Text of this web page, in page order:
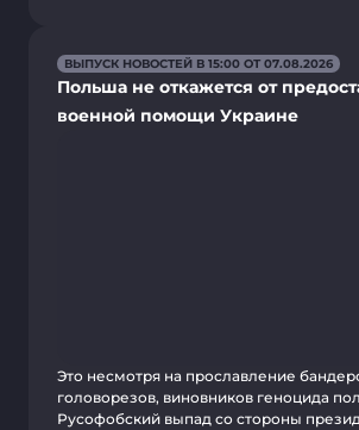
ВЫПУСК НОВОСТЕЙ В 15:00 ОТ 07.08.2026
Польша не откажется от
военной помощи Украине
Это несмотря на прославление
головорезов, виновников геноцида
Русофобский выпад со стороны